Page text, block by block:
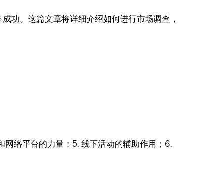
功。这篇文章将详细介绍如何进行市场调查，
络平台的力量；5. 线下活动的辅助作用；6.